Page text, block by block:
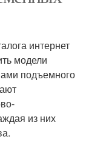
интернет
модели
подъемного
из них